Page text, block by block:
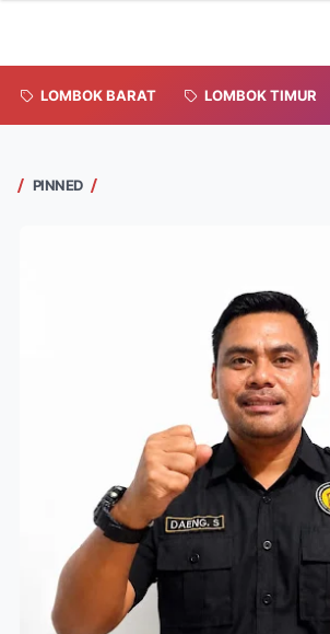
LOMBOK BARAT LOMBOK TIMUR
PINNED